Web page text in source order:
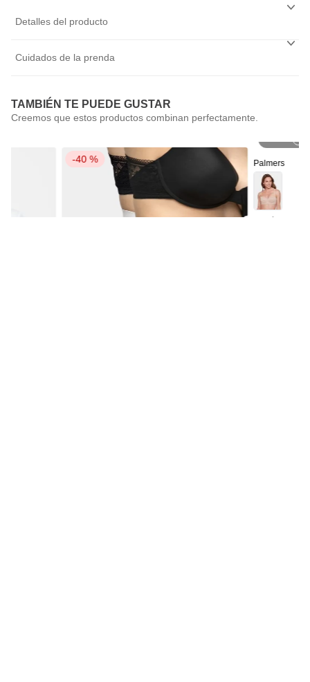
Detalles del producto
Cuidados de la prenda
TAMBIÉN TE PUEDE GUSTAR
-40 % Palmers